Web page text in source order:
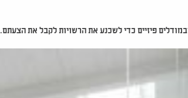
פיזיים כדי לשכנע את הרשויות לקבל את הצעתם.